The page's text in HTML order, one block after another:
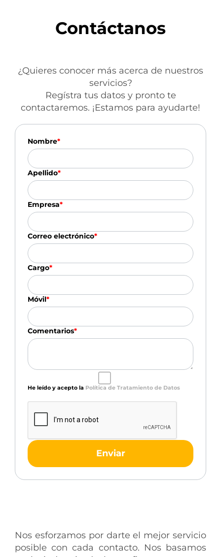
Contáctanos
¿Quieres conocer más acerca de nuestros
servicios?
Regístra tus datos y pronto te
contactaremos. ¡Estamos para ayudarte!
Nombre*
Apellido*
Empresa*
Correo electrónico*
Cargo*
Móvil*
Comentarios*
He leído y acepto la Política de Tratamiento de Datos
Enviar
Nos esforzamos por darte el mejor servicio
posible con cada contacto. Nos basamos